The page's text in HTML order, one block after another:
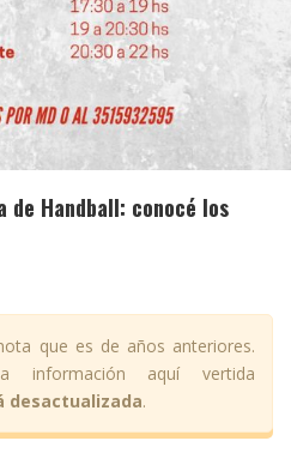
de Handball: conocé los
que es de años anteriores.
aquí vertida
desactualizada.